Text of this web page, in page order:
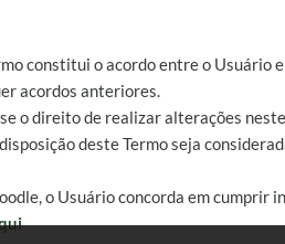
constitui o acordo entre o Usuário
acordos anteriores.
o direito de realizar alterações
deste Termo seja
o Usuário concorda em cumprir